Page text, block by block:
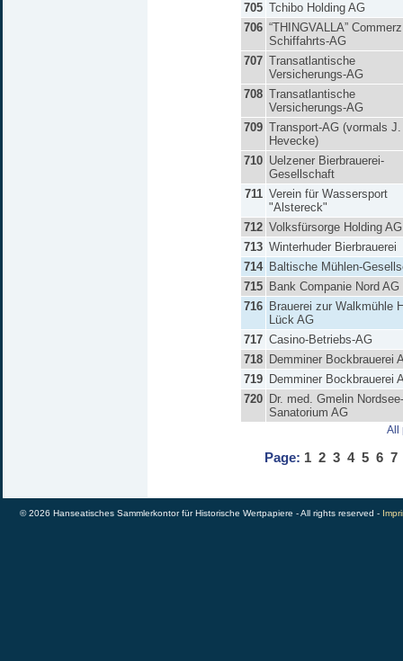
705 Tchibo Holding AG
706 “THINGVALLA”
Schiffahrts-AG
707 Transatlantische
Versicherungs-AG
708 Transatlantische
Versicherungs-AG
709 Transport-AG (vormals J.
Hevecke)
710 Uelzener Bierbrauerei-
Gesellschaft
711 Verein für Wassersport
"Alstereck"
712 Volksfürsorge Holding AG
713 Winterhuder Bierbrauerei
714 Baltische Mühlen-
715 Bank Companie Nord AG
716 Brauerei zur Walkmühle
Lück AG
717 Casino-Betriebs-AG
718 Demminer Bockbrauerei
719 Demminer Bockbrauerei
720 Dr. med. Gmelin Nordsee-
Sanatorium AG
All
Page: 1 2 3 4 5 6 7
© 2026 Hanseatisches Sammlerkontor für Historische Wertpapiere - All rights reserved -